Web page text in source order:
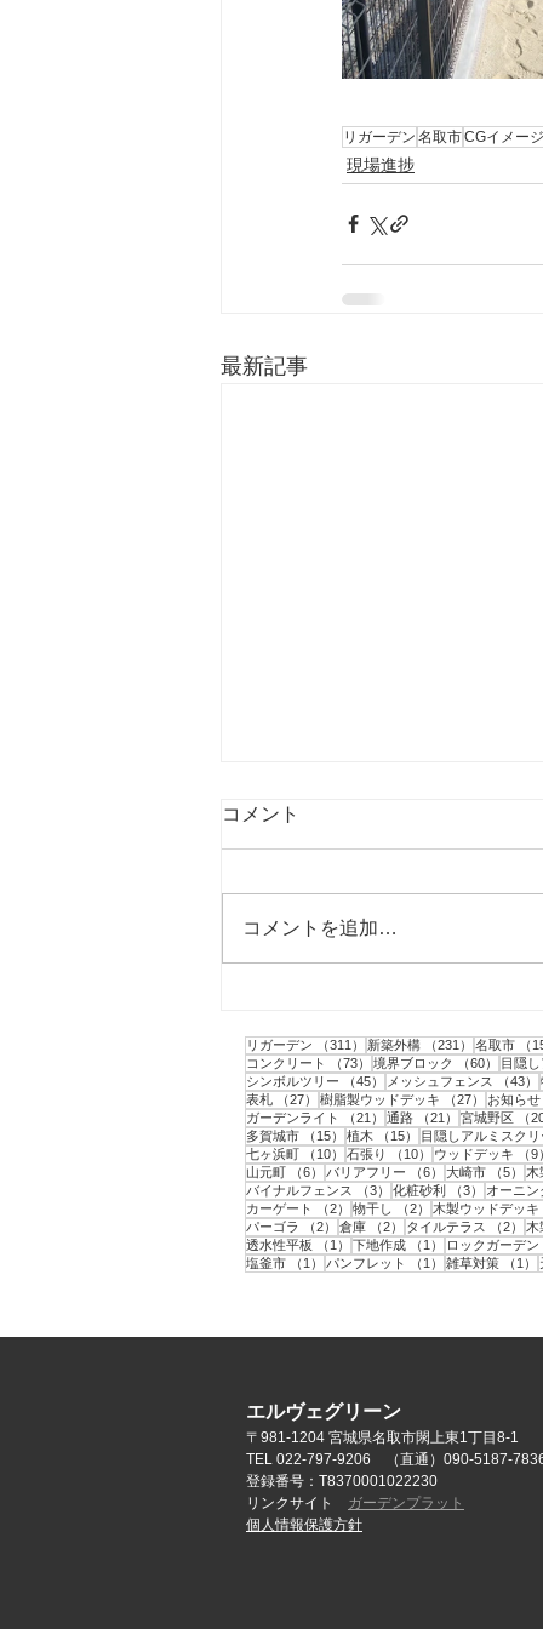
リガーデン 名取市CGイメージ
現場進捗
最新記事
成と目隠しフェンスの設置工
事
コメント
コメントを追加…
リガーデン （311） 311件の記事
新築外構 （231） 231件の記
名取市
（
コンクリート
（73） 73件の記事
境界ブロック （60） 60件の
目隠
シンボルツリー
（45） 45件の記事
メッシュフェンス （43）
表札
（27） 27件の記事
樹脂製ウッドデッキ （27） 27件の記
お知らせ
ガーデンライト
（21） 21件の記事
通路 （21） 21件の記事
宮城野区
（
多賀城市
（15） 15件の記事
植木 （15） 15件の記事
目隠しアルミスク
七ヶ浜町
（10） 10件の記事
石張り （10） 10件の記事
ウッドデッキ
（
山元町
（6） 6件の記事
バリアフリー （6） 6件の記事
大崎市 （5） 5
木
バイナルフェンス
（3） 3件の記事
化粧砂利 （3） 3件の記事
オーニン
カーゲート
（2） 2件の記事
物干し （2） 2件の記事
木製ウッドデッキ
パーゴラ
（2） 2件の記事
倉庫 （2） 2件の記事
タイルテラス （2） 2
木
透水性平板
（1） 1件の記事
下地作成 （1） 1件の記事
ロックガーデン
塩釜市
（1） 1件の記事
パンフレット （1） 1件の記事
雑草対策 （1）
エルヴェグリーン
〒981-1204 宮城県名取市閖上東1丁目8-1
TEL 022-797-9206 （直通）090-5187-
登録番号：T8370001022230
リンクサイト ガーデンプラット
個人情報保護方針